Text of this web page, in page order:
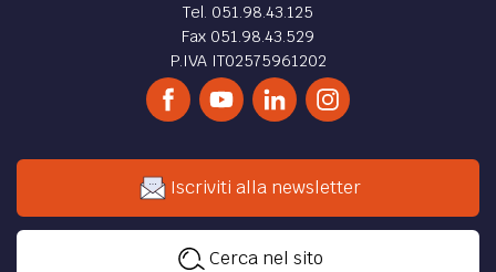
Tel. 051.98.43.125
Fax 051.98.43.529
P.IVA IT02575961202
Iscriviti alla newsletter
Cerca nel sito